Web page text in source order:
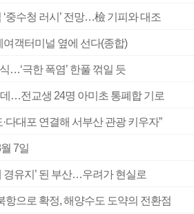
중수청 러시’ 전망…檢 기피와 대조
객터미널 옆에 선다(종합)
…‘극한 폭염’ 한풀 꺾일 듯
…전교생 24명 아미초 통폐합 기로
다대포 연결해 서부산 관광 키우자”
7일
경유지’ 된 부산…우려가 현실로
항으로 확정, 해양수도 도약의 전환점